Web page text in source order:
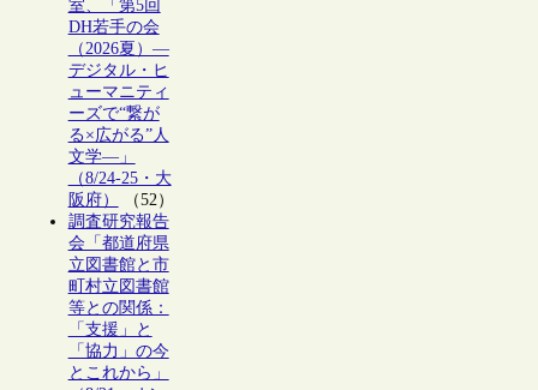
室、「第5回
DH若手の会
（2026夏）―
デジタル・ヒ
ューマニティ
ーズで“繋が
る×広がる”人
文学―」
（8/24-25・大
阪府）
（52）
調査研究報告
会「都道府県
立図書館と市
町村立図書館
等との関係：
「支援」と
「協力」の今
とこれから」